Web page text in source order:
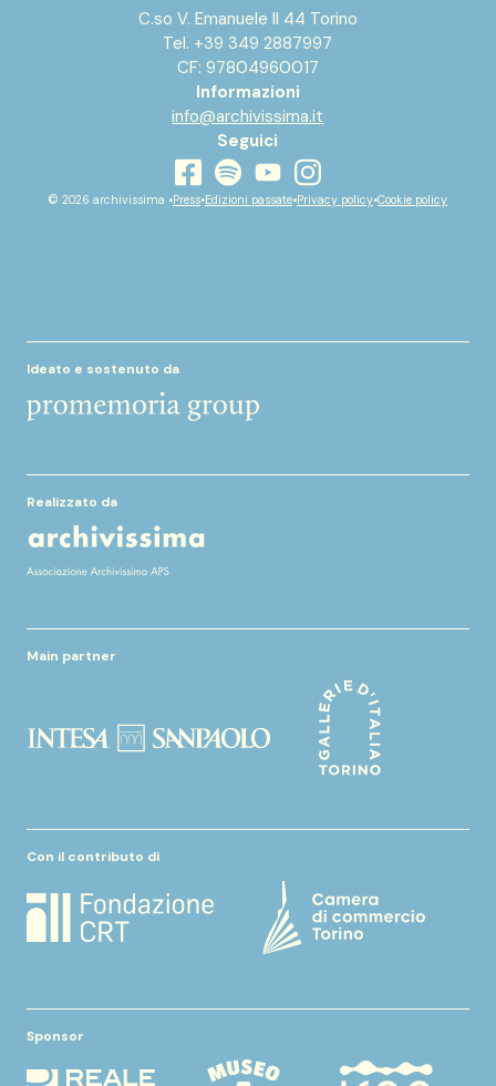
C.so V. Emanuele II 44 Torino
Tel. +39 349 2887997
CF: 97804960017
Informazioni
info@archivissima.it
Seguici
facebook
spotifyyoutubeinstagram
© 2026 archivissima •Press•Edizioni passate•Privacy policy•Cookie policy
Ideato e sostenuto da
Realizzato da
Main partner
Con il contributo di
Sponsor